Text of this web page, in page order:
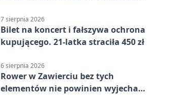
7 sierpnia 2026
Bilet na koncert i fałszywa ochrona
kupującego. 21-latka straciła 450 zł
6 sierpnia 2026
Rower w Zawierciu bez tych
elementów nie powinien wyjechać